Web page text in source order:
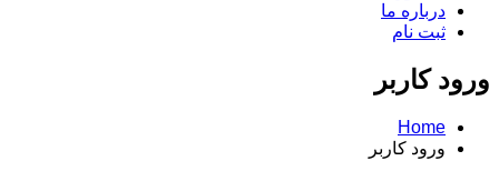
درباره ما
ثبت نام
ورود کاربر
Home
ورود کاربر